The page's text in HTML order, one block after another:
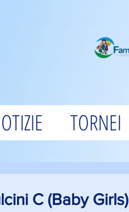
TORNEI
C (Baby Girls)